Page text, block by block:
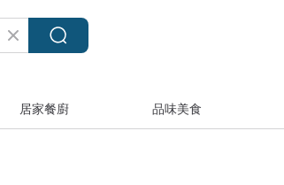
居家餐廚 品味美食